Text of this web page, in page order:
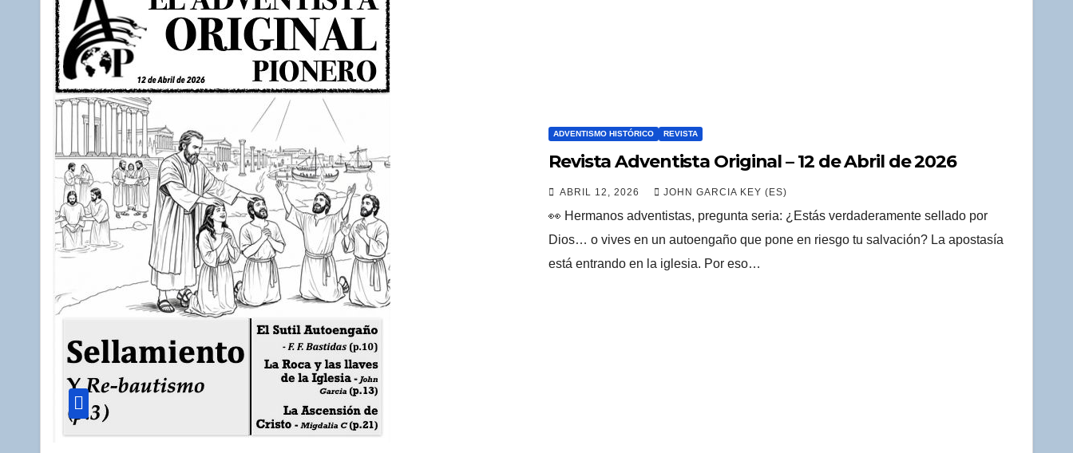
ADVENTISMO HISTÓRICO REVISTA
Revista Adventista Original – 12 de Abril de 2026
ABRIL 12, 2026 JOHN GARCIA KEY (ES)
👀 Hermanos adventistas, pregunta seria: ¿Estás verdaderamente sellado por
Dios… o vives en un autoengaño que pone en riesgo tu salvación? La apostasía
está entrando en la iglesia. Por eso…